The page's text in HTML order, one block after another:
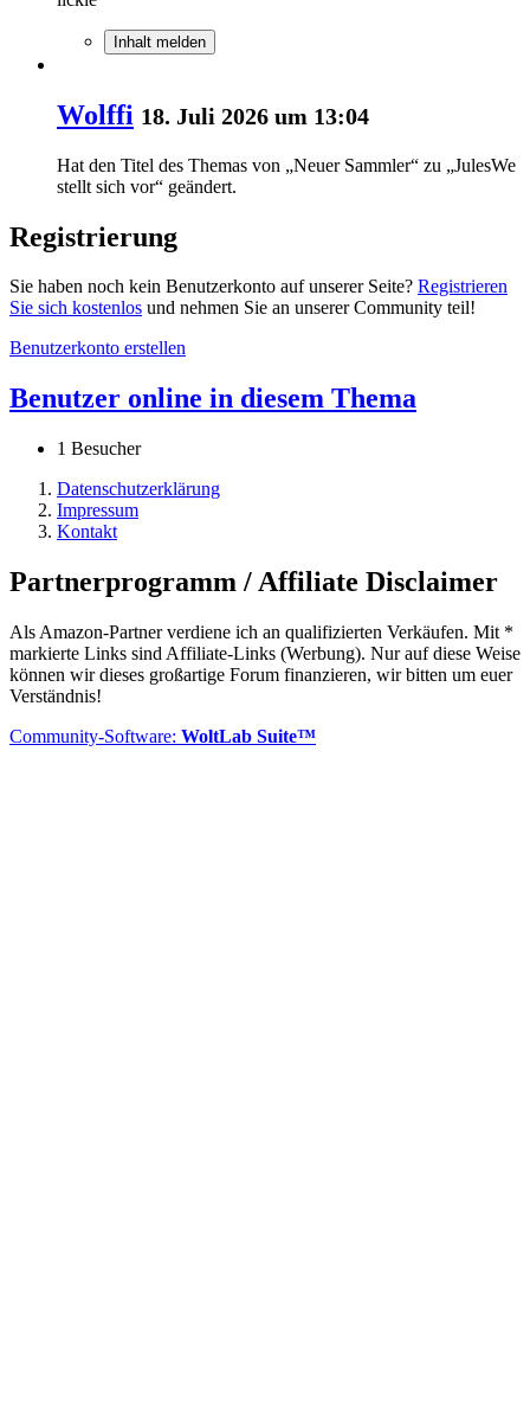
Inhalt melden
Wolffi 18. Juli 2026 um 13:04
Hat den Titel des Themas von „Neuer Sammler“ zu „JulesWe
stellt sich vor“ geändert.
Registrierung
Sie haben noch kein Benutzerkonto auf unserer Seite? Registrieren
Sie sich kostenlos und nehmen Sie an unserer Community teil!
Benutzerkonto erstellen
Benutzer online in diesem Thema
1 Besucher
Datenschutzerklärung
Impressum
Kontakt
Partnerprogramm / Affiliate Disclaimer
Als Amazon-Partner verdiene ich an qualifizierten Verkäufen. Mit *
markierte Links sind Affiliate-Links (Werbung). Nur auf diese Weise
können wir dieses großartige Forum finanzieren, wir bitten um euer
Verständnis!
Community-Software: WoltLab Suite™